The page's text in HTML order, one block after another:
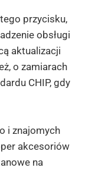
przycisku,
obsługi
aktualizacji
o zamiarach
CHIP, gdy
i znajomych
akcesoriów
na